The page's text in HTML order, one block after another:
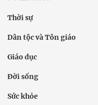
Thời sự
Dân tộc và Tôn giáo
Giáo dục
Đời sống
Sức khỏe